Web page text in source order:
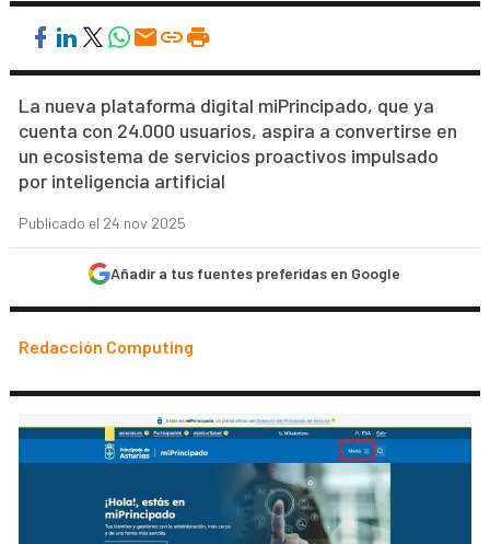
La nueva plataforma digital miPrincipado, que ya
cuenta con 24.000 usuarios, aspira a convertirse en
un ecosistema de servicios proactivos impulsado
por inteligencia artificial
Publicado el 24 nov 2025
Añadir a tus fuentes preferidas en Google
Redacción Computing